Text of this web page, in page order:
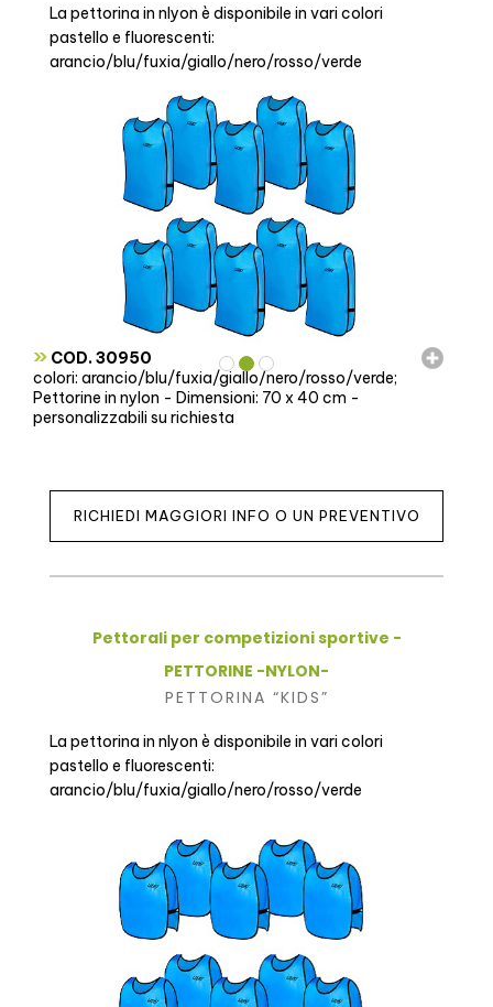
La pettorina in nlyon è disponibile in vari colori
pastello e fluorescenti:
arancio/blu/fuxia/giallo/nero/rosso/verde
» COD. 30950
colori: arancio/blu/fuxia/giallo/nero/rosso/verde;
Pettorine in nylon - Dimensioni: 70 x 40 cm -
personalizzabili su richiesta
RICHIEDI MAGGIORI INFO O UN PREVENTIVO
Pettorali per competizioni sportive -
PETTORINE -NYLON-
PETTORINA “KIDS”
La pettorina in nlyon è disponibile in vari colori
pastello e fluorescenti:
arancio/blu/fuxia/giallo/nero/rosso/verde